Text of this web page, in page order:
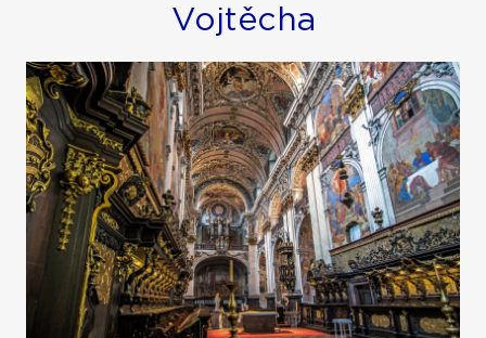
Vojtěcha